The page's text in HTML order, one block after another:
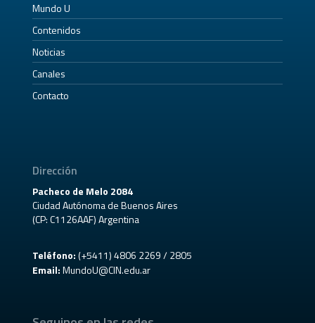
Mundo U
Contenidos
Noticias
Canales
Contacto
Dirección
Pacheco de Melo 2084
Ciudad Autónoma de Buenos Aires
(CP: C1126AAF) Argentina
Teléfono:(+5411) 4806 2269 / 2805
Email: MundoU@CIN.edu.ar